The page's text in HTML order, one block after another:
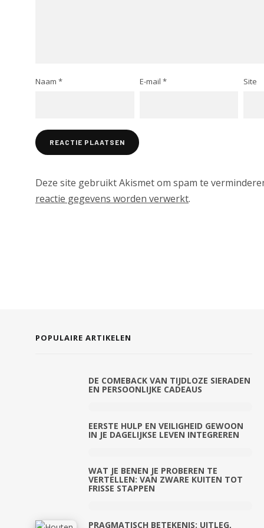
Naam * E-mail * Site
Deze site gebruikt Akismet om spam te
reactie gegevens worden verwerkt.
POPULAIRE ARTIKELEN
DE COMEBACK VAN TIJDLOZE SIERADEN
EN PERSOONLIJKE CADEAUS
EERSTE HULP EN VEILIGHEID GEWOON
IN JE DAGELIJKSE LEVEN INTEGREREN
WAT JE BENEN JE PROBEREN TE
VERTELLEN: VAN ZWARE KUITEN TOT
FRISSE STAPPEN
PRAGMATISCH BETEKENIS: UITLEG,